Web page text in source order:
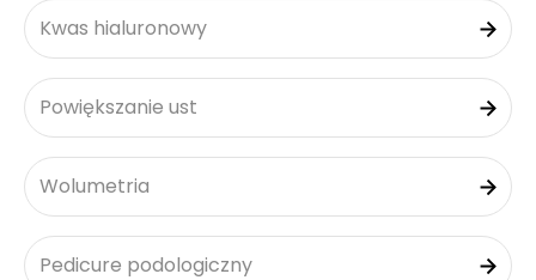
Kwas hialuronowy
Powiększanie ust
Wolumetria
Pedicure podologiczny